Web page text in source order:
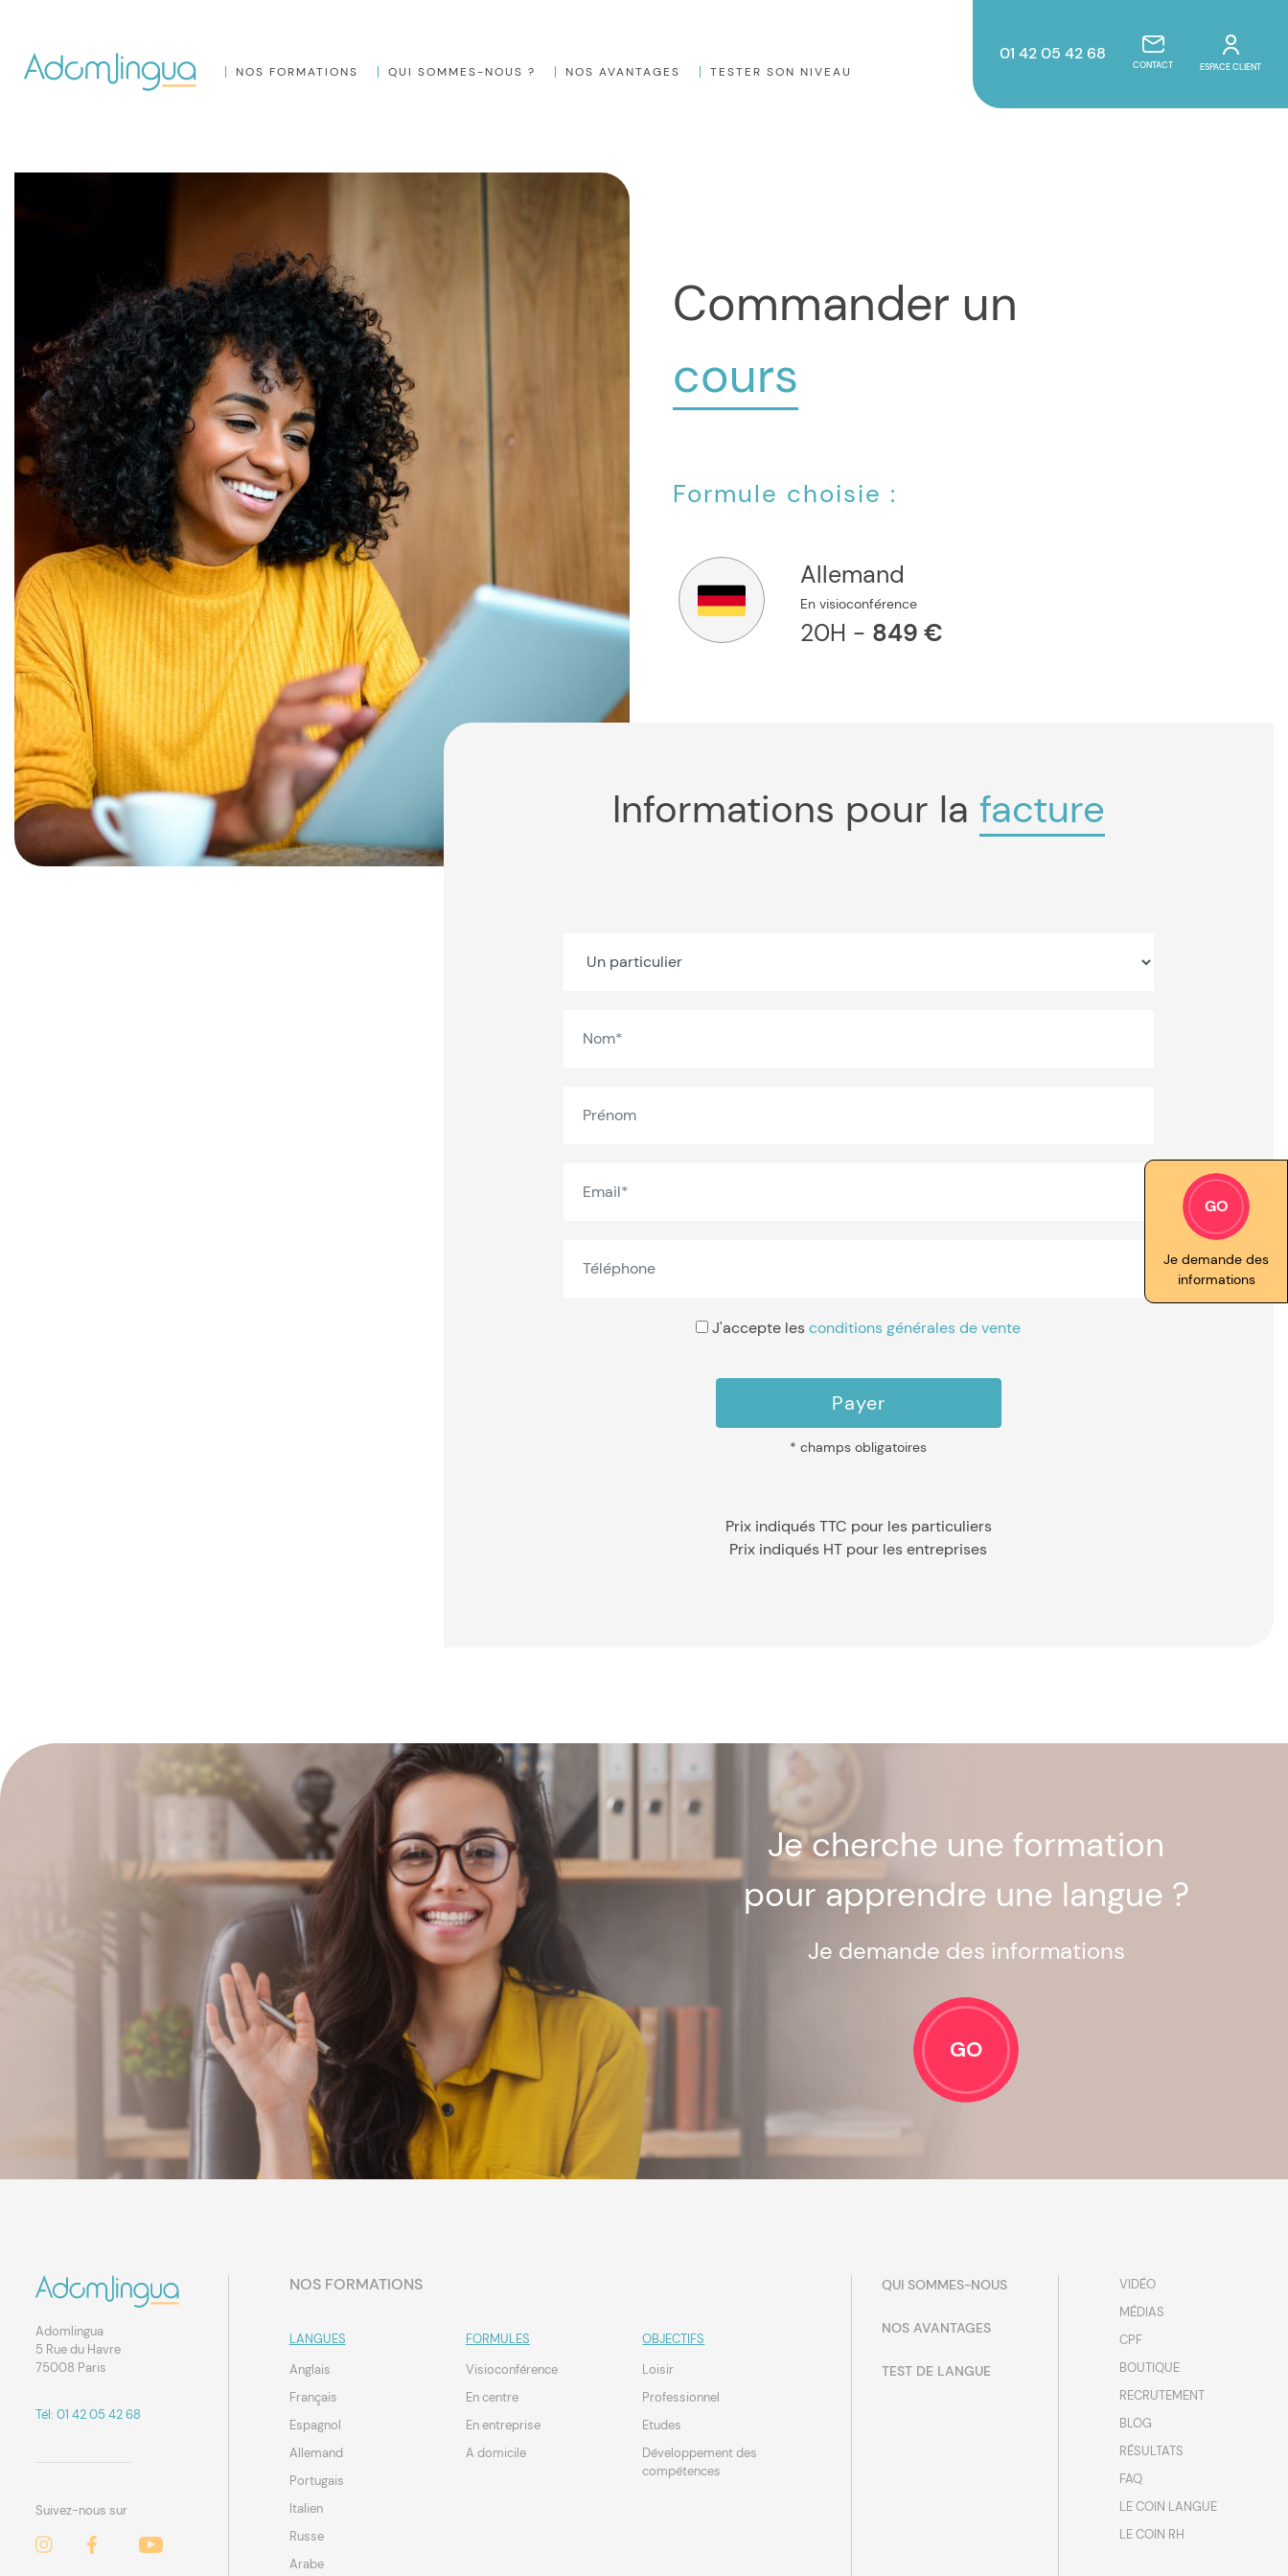
NOS FORMATIONS QUI SOMMES-NOUS ? NOS AVANTAGES TESTER SON NIVEAU
01 42 05 42 68
CONTACT ESPACE CLIENT
Commander un
cours
Formule choisie :
Allemand
En visioconférence
20H - 849 €
Informations pour la facture
J'accepte lesconditions générales de vente
* champs obligatoires
Prix indiqués TTC pour les particuliers
Prix indiqués HT pour les entreprises
Je cherche une formation
pour apprendre une langue ?
Je demande des informations
GO
Adomlingua
5 Rue du Havre
75008 Paris
Tél: 01 42 05 42 68
Suivez-nous sur
NOS FORMATIONS
LANGUES
Anglais
Français
Espagnol
Allemand
Portugais
Italien
Russe
Arabe
FORMULES
Visioconférence
En centre
En entreprise
A domicile
OBJECTIFS
Loisir
Professionnel
Etudes
Développement des
compétences
QUI SOMMES-NOUS
NOS AVANTAGES
TEST DE LANGUE
VIDÉO
MÉDIAS
CPF
BOUTIQUE
RECRUTEMENT
BLOG
RÉSULTATS
FAQ
LE COIN LANGUE
LE COIN RH
GO
Je demande des
informations